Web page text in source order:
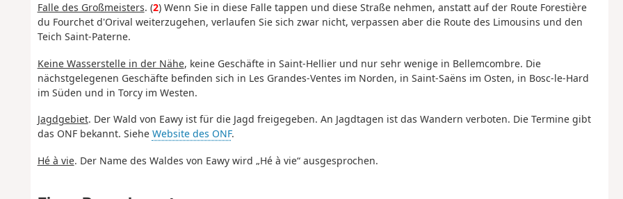
Falle des Großmeisters. (2) Wenn Sie in diese Falle tappen und diese Straße nehmen, anstatt auf der Route Forestière
du Fourchet d'Orival weiterzugehen, verlaufen Sie sich zwar nicht, verpassen aber die Route des Limousins und den
Teich Saint-Paterne.
Keine Wasserstelle in der Nähe, keine Geschäfte in Saint-Hellier und nur sehr wenige in Bellemcombre. Die
nächstgelegenen Geschäfte befinden sich in Les Grandes-Ventes im Norden, in Saint-Saëns im Osten, in Bosc-le-Hard
im Süden und in Torcy im Westen.
Jagdgebiet. Der Wald von Eawy ist für die Jagd freigegeben. An Jagdtagen ist das Wandern verboten. Die Termine gibt
das ONF bekannt. Siehe Website des ONF.
Hé à vie. Der Name des Waldes von Eawy wird „Hé à vie“ ausgesprochen.